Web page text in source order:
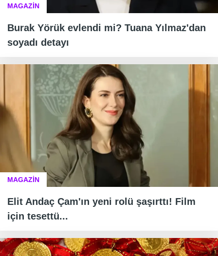
MAGAZİN
Burak Yörük evlendi mi? Tuana Yılmaz'dan
soyadı detayı
MAGAZİN
Elit Andaç Çam'ın yeni rolü şaşırttı! Film
için tesettü...